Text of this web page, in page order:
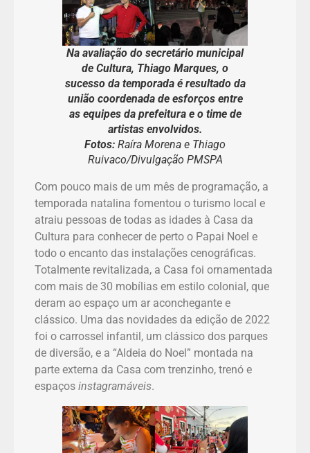
Na avaliação do secretário municipal
de Cultura, Thiago Marques, o
sucesso da temporada é resultado da
união coordenada de esforços entre
as equipes da prefeitura e o time de
artistas envolvidos.
Fotos: Raíra Morena e Thiago
Ruivaco/Divulgação PMSPA
Com pouco mais de um mês de programação, a
temporada natalina fomentou o turismo local e
atraiu pessoas de todas as idades à Casa da
Cultura para conhecer de perto o Papai Noel e
todo o encanto das instalações cenográficas.
Totalmente revitalizada, a Casa foi ornamentada
com mais de 30 mobílias em estilo colonial, que
deram ao espaço um ar aconchegante e
clássico. Uma das novidades da edição de 2022
foi o carrossel infantil, um clássico dos parques
de diversão, e a “Aldeia do Noel” montada na
parte externa da Casa com trenzinho, trenó e
espaços instagramáveis.